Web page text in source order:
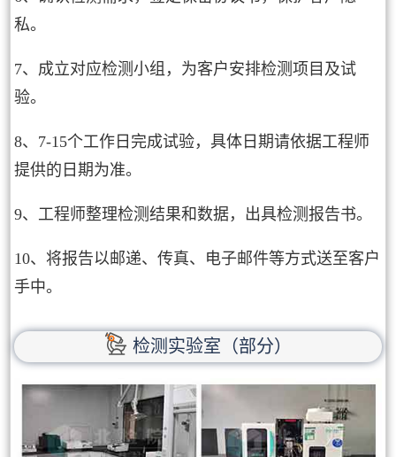
私。
7、成立对应检测小组，为客户安排检测项目及试
验。
8、7-15个工作日完成试验，具体日期请依据工程师
提供的日期为准。
9、工程师整理检测结果和数据，出具检测报告书。
10、将报告以邮递、传真、电子邮件等方式送至客户
手中。
检测实验室（部分）